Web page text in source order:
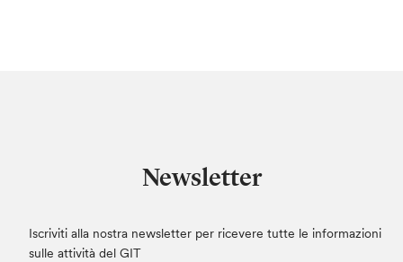
Newsletter
Iscriviti alla nostra newsletter per ricevere tutte le informazioni
sulle attività del GIT